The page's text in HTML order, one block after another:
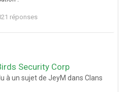
réponses
Security Corp
à un sujet de JeyM dans Clans